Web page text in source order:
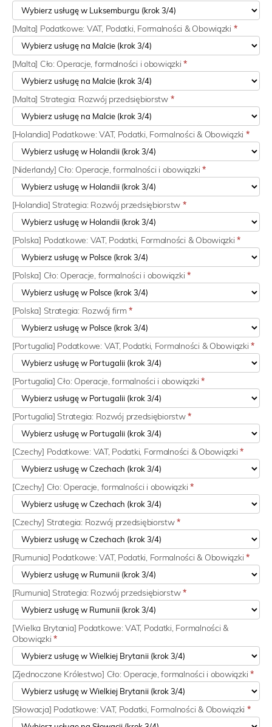
[Malta] Podatkowe: VAT, Podatki, Formalności & Obowiązki *
[Malta] Cło: Operacje, formalności i obowiązki*
[Malta] Strategia: Rozwój przedsiębiorstw *
[Holandia] Podatkowe: VAT, Podatki, Formalności & Obowiązki *
[Niderlandy] Cło: Operacje, formalności i obowiązki*
[Holandia] Strategia: Rozwój przedsiębiorstw *
[Polska] Podatkowe: VAT, Podatki, Formalności & Obowiązki*
[Polska] Cło: Operacje, formalności i obowiązki*
[Polska] Strategia: Rozwój firm*
[Portugalia] Podatkowe: VAT, Podatki, Formalności & Obowiązki*
[Portugalia] Cło: Operacje, formalności i obowiązki*
[Portugalia] Strategia: Rozwój przedsiębiorstw*
[Czechy] Podatkowe: VAT, Podatki, Formalności & Obowiązki*
[Czechy] Cło: Operacje, formalności i obowiązki*
[Czechy] Strategia: Rozwój przedsiębiorstw*
[Rumunia] Podatkowe: VAT, Podatki, Formalności & Obowiązki*
[Rumunia] Strategia: Rozwój przedsiębiorstw*
[Wielka Brytania] Podatkowe: VAT, Podatki, Formalności &
Obowiązki*
[Zjednoczone Królestwo] Cło: Operacje, formalności i obowiązki*
[Słowacja] Podatkowe: VAT, Podatki, Formalności & Obowiązki *